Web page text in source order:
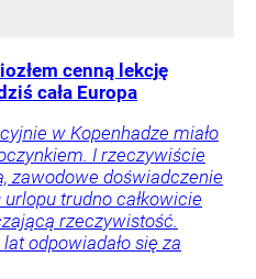
cenną lekcję
cała Europa
w Kopenhadze miało
I rzeczywiście
zawodowe doświadczenie
trudno całkowicie
rzeczywistość.
odpowiadało się za